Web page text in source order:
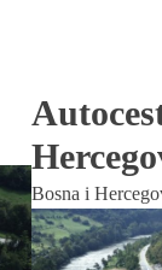
Bosna i